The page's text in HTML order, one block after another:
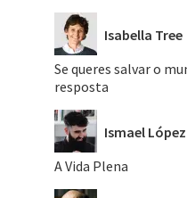
Isabella Tree
Se queres salvar o
resposta
Ismael López
A Vida Plena